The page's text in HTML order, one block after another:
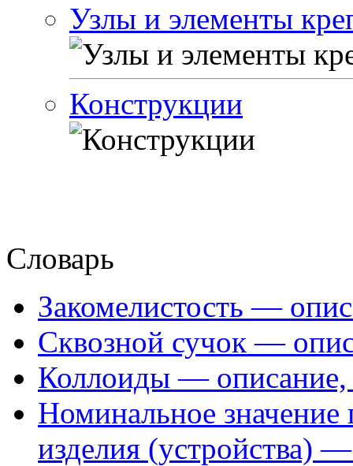
Узлы и элементы
Конструкции
Словарь
Закомелистость —
Сквозной сучок —
Коллоиды — описание,
Номинальное значение
изделия (устройства)